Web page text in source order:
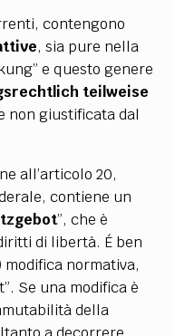
contengono
, sia pure nella
e questo genere
teilweise
non giustificata dal
all’articolo 20,
contiene un
”, che è
di libertà. É ben
normativa,
Se una modifica è
della